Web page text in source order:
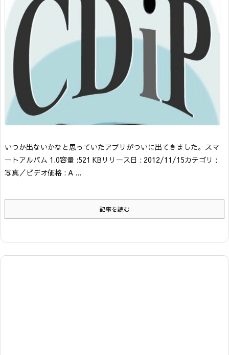
いつか出ないかなと思っていたアプリがついに出てきました。 スマ
ートアルバム 1.0容量 :521 KB リリース日 : 2012/11/15カテゴリ :
写真／ビデオ価格 : A ...
記事を読む